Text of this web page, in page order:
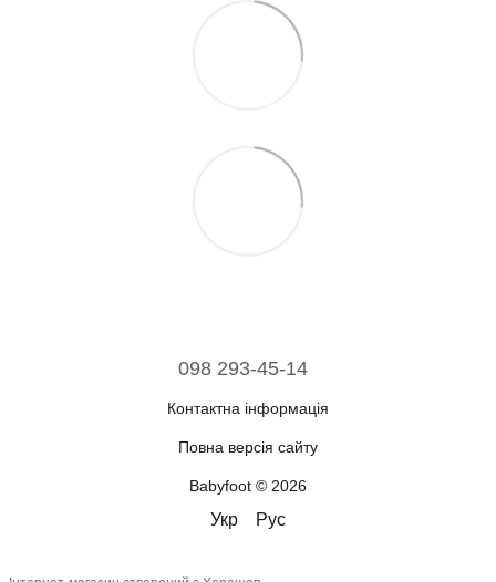
098 293-45-14
Контактна інформація
Повна версія сайту
Babyfoot © 2026
Укр Рус